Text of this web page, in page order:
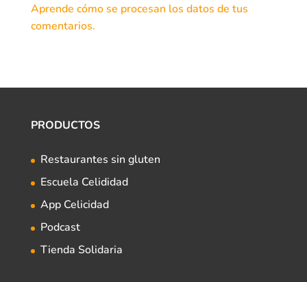
Aprende cómo se procesan los datos de tus
comentarios.
PRODUCTOS
Restaurantes sin gluten
Escuela Celididad
App Celicidad
Podcast
Tienda Solidaria